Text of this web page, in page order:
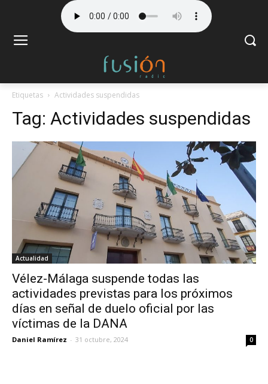
Etiquetas Actividades suspendidas
Tag: Actividades suspendidas
Actualidad
Vélez-Málaga suspende todas las
actividades previstas para los próximos
días en señal de duelo oficial por las
víctimas de la DANA
Daniel Ramírez - 31 octubre, 2024 0